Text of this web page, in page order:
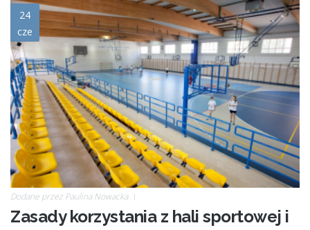
24
cze
hala02.jpg
Dodane przez Paulina Nowacka
Zasady korzystania z hali sportowej i